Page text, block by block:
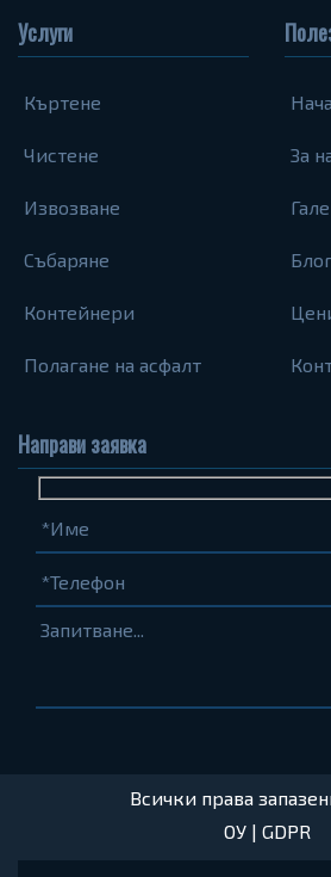
Услуги
Къртене
Чистене
Извозване
Събаряне
Контейнери
Полагане на асфалт
За
Направи заявка
Име
(задължително)
Телефон
(задължително)
Запитване...
Всички права
ОУ| GDPR